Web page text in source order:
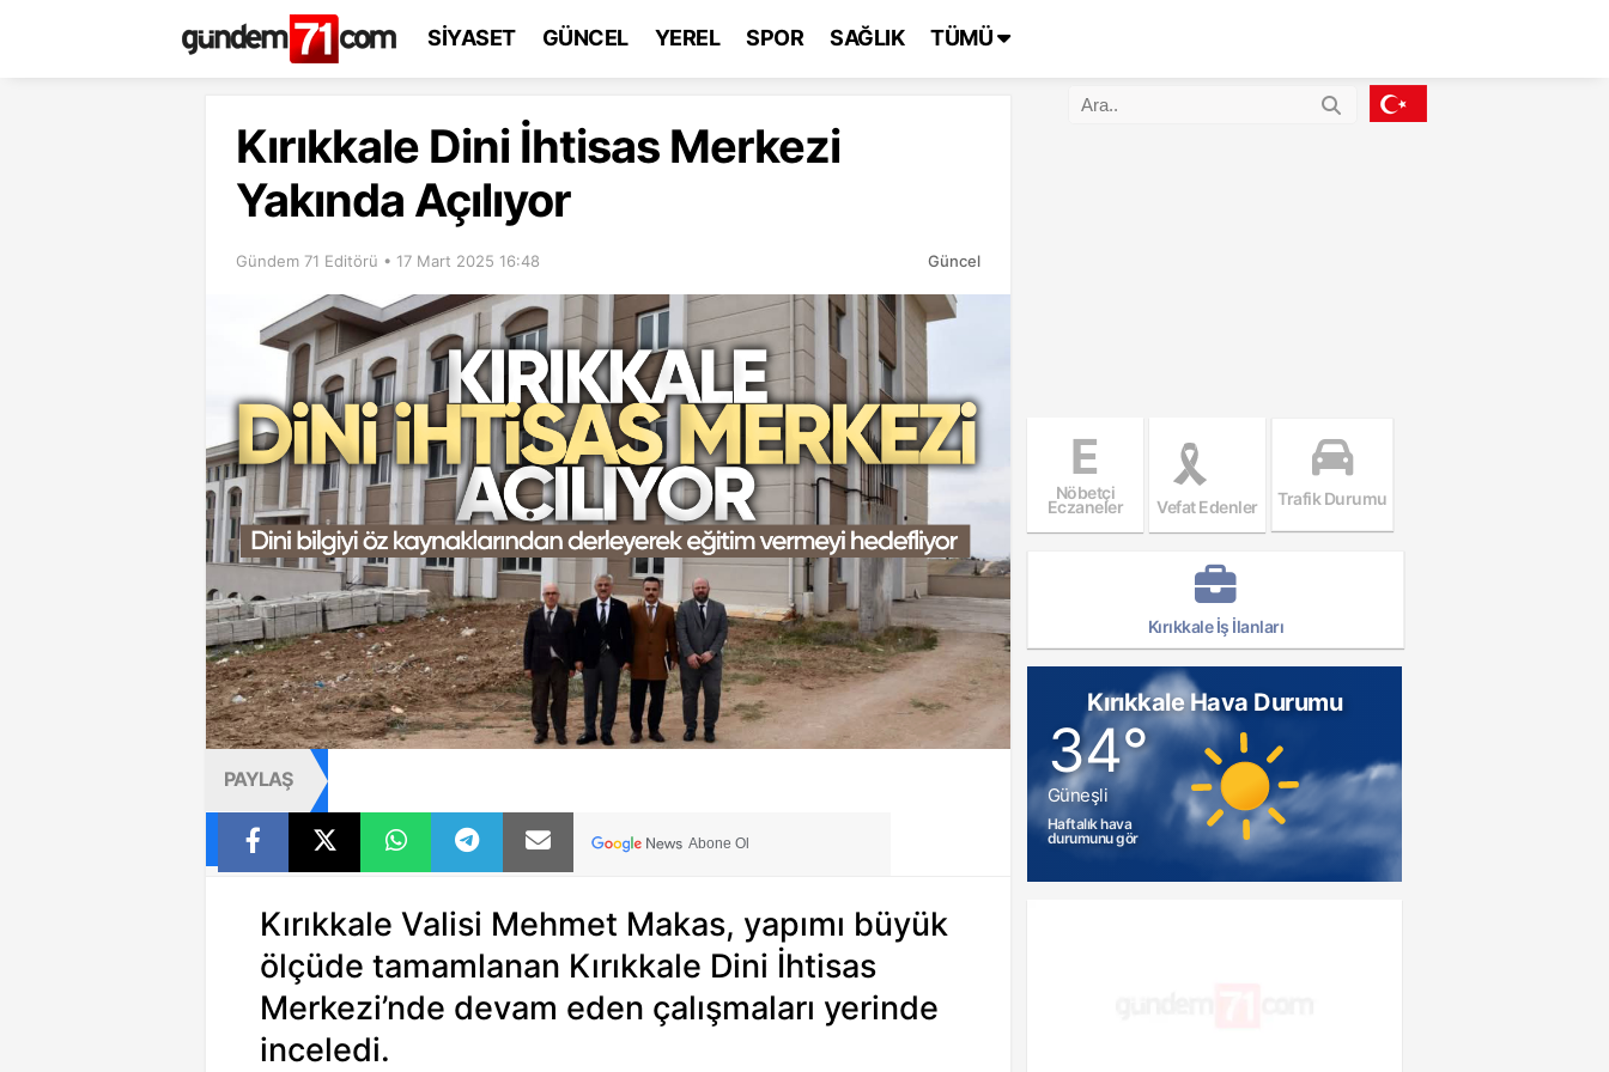
SİYASET GÜNCEL YEREL SPOR SAĞLIK TÜMÜ
Kırıkkale Dini İhtisas Merkezi
Yakında Açılıyor
Gündem 71 Editörü • 17 Mart 2025 16:48 Güncel
PAYLAŞ
Abone Ol
Kırıkkale Valisi Mehmet Makas, yapımı büyük
ölçüde tamamlanan Kırıkkale Dini İhtisas
Merkezi’nde devam eden çalışmaları yerinde
inceledi.
E
Nöbetçi
Eczaneler Vefat Edenler Trafik Durumu
Kırıkkale İş İlanları
Kırıkkale Hava Durumu
34°
Güneşli
Haftalık hava
durumunu gör